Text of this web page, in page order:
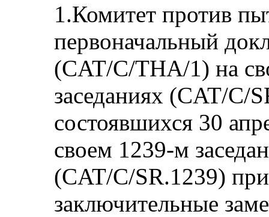
1.Комитет против
первоначальный
(CAT/C/THA/1) на
заседаниях (CAT/C/
состоявшихся 30
своем 1239-м
(CAT/C/SR.1239)
заключительные